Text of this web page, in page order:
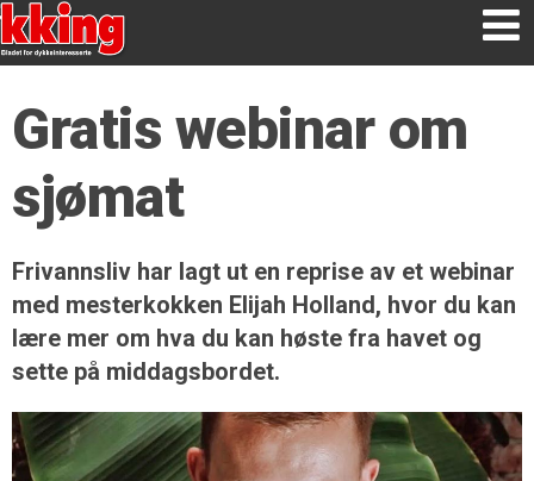
Gratis webinar om
sjømat
Frivannsliv har lagt ut en reprise av et webinar
med mesterkokken Elijah Holland, hvor du kan
lære mer om hva du kan høste fra havet og
sette på middagsbordet.